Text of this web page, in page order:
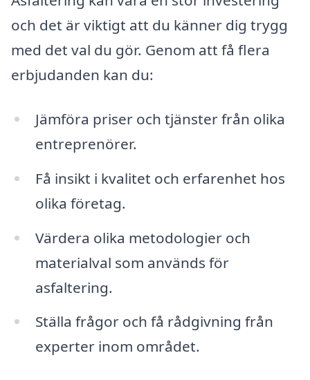
och det är viktigt att du känner dig trygg
med det val du gör. Genom att få flera
erbjudanden kan du:
Jämföra priser och tjänster från olika
entreprenörer.
Få insikt i kvalitet och erfarenhet hos
olika företag.
Värdera olika metodologier och
materialval som används för
asfaltering.
Ställa frågor och få rådgivning från
experter inom området.